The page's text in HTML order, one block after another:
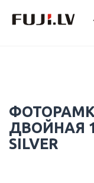
ДВОЙНАЯ
SILVER